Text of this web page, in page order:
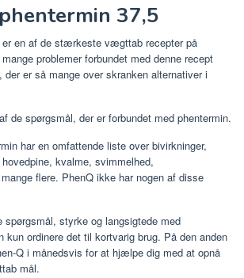
37,5
er en af ​​de stærkeste vægttab recepter på
problemer forbundet med denne recept
der er så mange over skranken alternativer i
de spørgsmål, der er forbundet med phentermin.
har en omfattende liste over bivirkninger,
kvalme, svimmelhed,
flere. PhenQ ikke har nogen af ​​disse
spørgsmål, styrke og langsigtede med
ordinere det til kortvarig brug. På den anden
Q i månedsvis for at hjælpe dig med at opnå
mål.